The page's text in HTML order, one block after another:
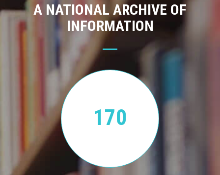
A NATIONAL ARCHIVE OF
INFORMATION
170